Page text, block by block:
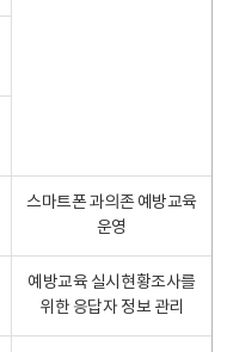
스마트폰 과의존 예방교육
운영
예방교육 실시현황조사를
위한 응답자 정보 관리